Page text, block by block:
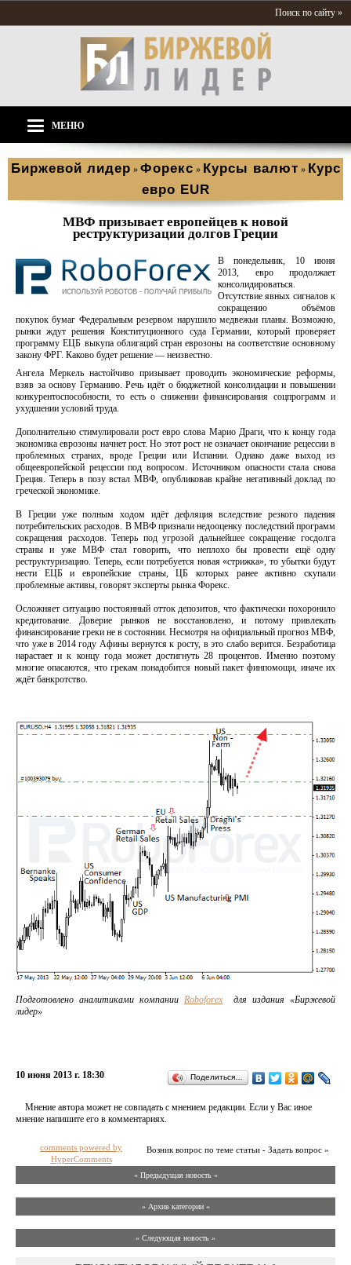
Поиск по сайту »
МЕНЮ
Биржевой лидер » Форекс » Курсы валют » Курс
евро EUR
МВФ призывает европейцев к новой
реструктуризации долгов Греции
В понедельник, 10 июня
2013, евро продолжает
консолидироваться.
Отсутствие явных сигналов к
сокращению объёмов
покупок бумаг Федеральным резервом нарушило медвежьи планы. Возможно,
рынки ждут решения Конституционного суда Германии, который проверяет
программу ЕЦБ выкупа облигаций стран еврозоны на соответствие основному
закону ФРГ. Каково будет решение — неизвестно.
Ангела Меркель настойчиво призывает проводить экономические реформы,
взяв за основу Германию. Речь идёт о бюджетной консолидации и повышении
конкурентоспособности, то есть о снижении финансирования соцпрограмм и
ухудшении условий труда.
Дополнительно стимулировали рост евро слова Марио Драги, что к концу года
экономика еврозоны начнет рост. Но этот рост не означает окончание рецессии в
проблемных странах, вроде Греции или Испании. Однако даже выход из
общеевропейской рецессии под вопросом. Источником опасности стала снова
Греция. Теперь в позу встал МВФ, опубликовав крайне негативный доклад по
греческой экономике.
В Греции уже полным ходом идёт дефляция вследствие резкого падения
потребительских расходов. В МВФ признали недооценку последствий программ
сокращения расходов. Теперь под угрозой дальнейшее сокращение госдолга
страны и уже МВФ стал говорить, что неплохо бы провести ещё одну
реструктуризацию. Теперь, если потребуется новая «стрижка», то убытки будут
нести ЕЦБ и европейские страны, ЦБ которых ранее активно скупали
проблемные активы, говорят эксперты рынка Форекс.
Осложняет ситуацию постоянный отток депозитов, что фактически похоронило
кредитование. Доверие рынков не восстановлено, и потому привлекать
финансирование греки не в состоянии. Несмотря на официальный прогноз МВФ,
что уже в 2014 году Афины вернутся к росту, в это слабо верится. Безработица
нарастает и к концу года может достигнуть 28 процентов. Именно поэтому
многие опасаются, что грекам понадобится новый пакет финпомощи, иначе их
ждёт банкротство.
Подготовлено аналитиками компании Roboforex для издания «Биржевой
лидер»
10 июня 2013 г. 18:30 Поделиться…
Мнение автора может не совпадать с мнением редакции. Если у Вас иное
мнение напишите его в комментариях.
Возник вопрос по теме статьи - Задать вопрос »
comments powered by
HyperComments
« Предыдущая новость «
» Архив категории «
» Следующая новость »